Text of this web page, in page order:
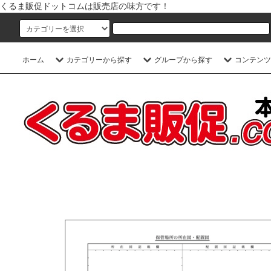
くるま販促ドットコムは販売店の味方です！
ホーム カテゴリーから探す グループから探す コンテン